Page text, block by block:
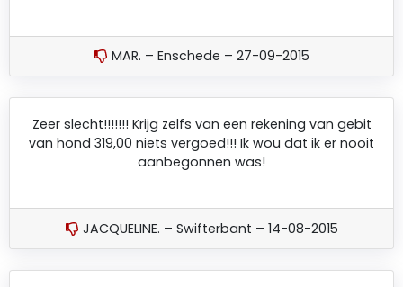
MAR. – Enschede – 27-09-2015
Zeer slecht!!!!!!! Krijg zelfs van een rekening van gebit
van hond 319,00 niets vergoed!!! Ik wou dat ik er nooit
aanbegonnen was!
JACQUELINE. – Swifterbant – 14-08-2015